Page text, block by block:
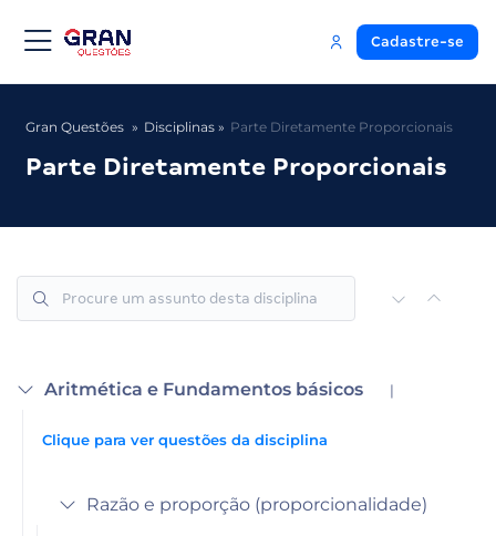
Cadastre-se
Gran Questões Disciplinas Parte Diretamente Proporcionais
Parte Diretamente Proporcionais
Aritmética e Fundamentos básicos |
Clique para ver questões da disciplina
Razão e proporção (proporcionalidade)